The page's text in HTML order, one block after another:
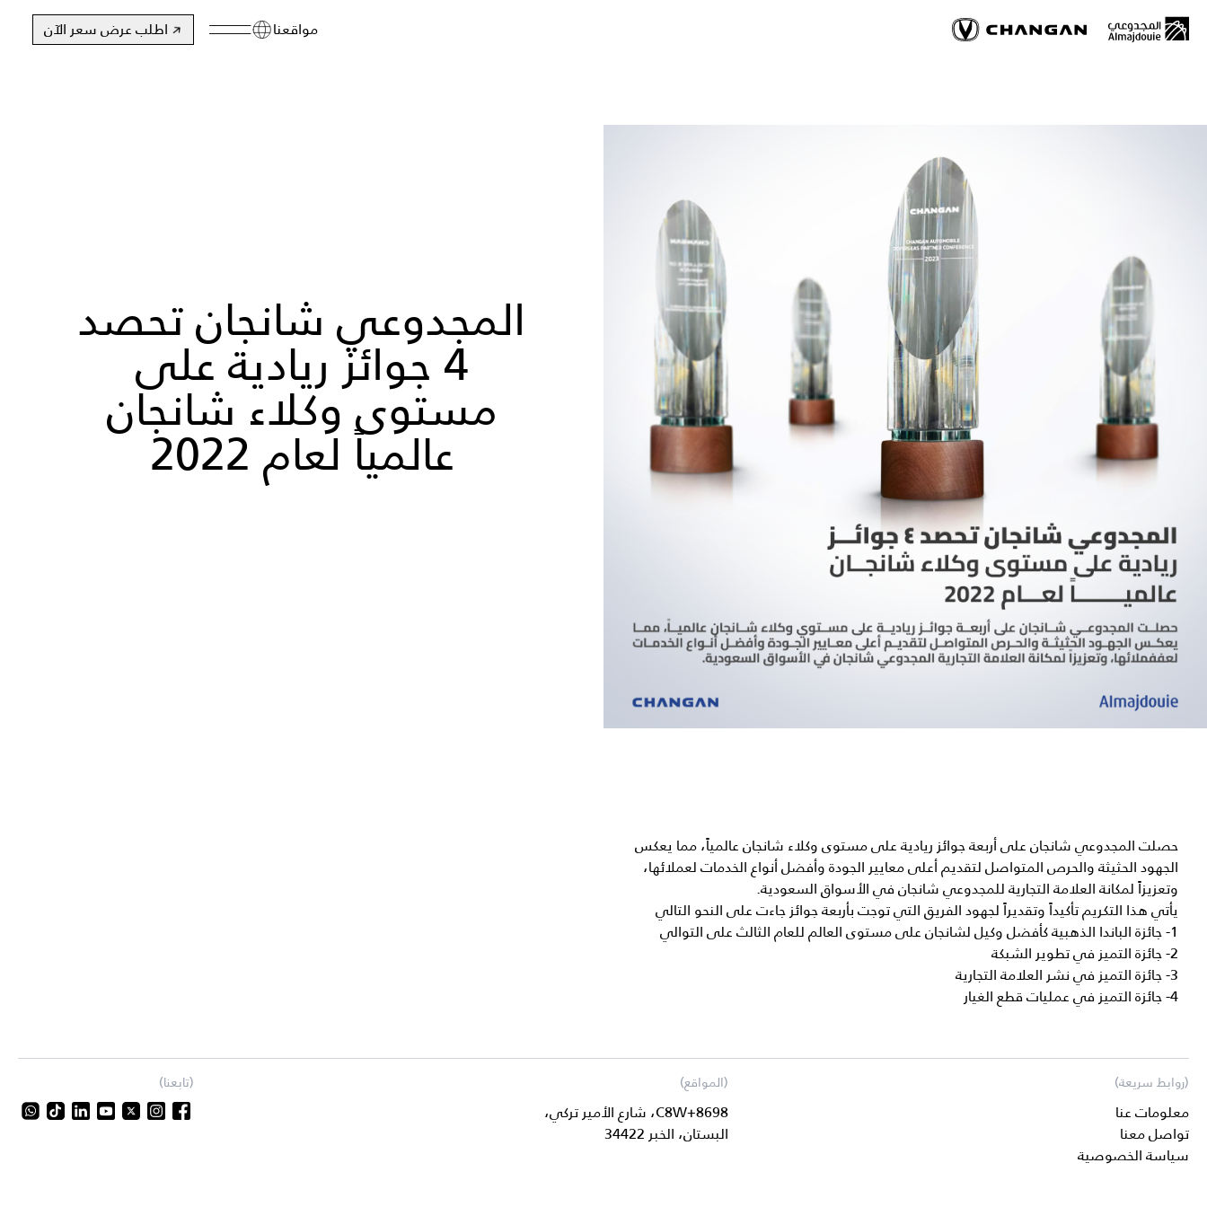
to
مواقعنا اطلب عرض سعر الآن
المجدوعي شانجان تحصد
4 جوائز ريادية على
مستوى وكلاء شانجان
عالمياً لعام 2022
حصلت المجدوعي شانجان على أربعة جوائز ريادية على مستوى وكلاء شانجان عالمياً، مما يعكس
الجهود الحثيثة والحرص المتواصل لتقديم أعلى معايير الجودة وأفضل أنواع الخدمات لعملائها،
وتعزيزاً لمكانة العلامة التجارية للمجدوعي شانجان في الأسواق السعودية.
يأتي هذا التكريم تأكيداً وتقديراً لجهود الفريق التي توجت بأربعة جوائز جاءت على النحو التالي
1- جائزة الباندا الذهبية كأفضل وكيل لشانجان على مستوى العالم للعام الثالث على التوالي
2- جائزة التميز في تطوير الشبكة
3- جائزة التميز في نشر العلامة التجارية
4- جائزة التميز في عمليات قطع الغيار
(روابط سريعة)
معلومات عنا
تواصل معنا
سياسة الخصوصية
(المواقع)
8698+C8W، شارع الأمير تركي،
البستان، الخبر 34422
(تابعنا)